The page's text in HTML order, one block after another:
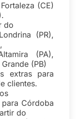
(CE)
do
(PR),
(PA),
(PB)
extras para
clientes.
Córdoba
do